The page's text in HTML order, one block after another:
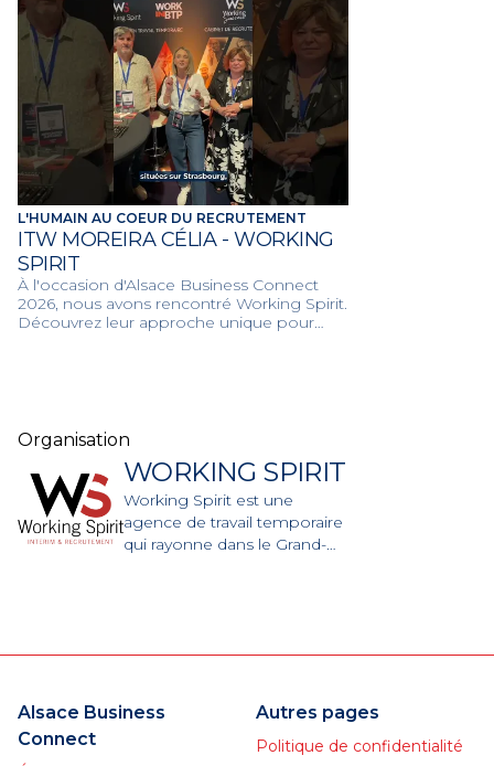
L'HUMAIN AU COEUR DU RECRUTEMENT
ITW MOREIRA CÉLIA - WORKING
SPIRIT
À l'occasion d'Alsace Business Connect
2026, nous avons rencontré Working Spirit.
Découvrez leur approche unique pour
Organisation
WORKING SPIRIT
Working Spirit est une
agence de travail temporaire
qui rayonne dans le Grand-
Alsace Business
Connect
Autres pages
Politique de confidentialité